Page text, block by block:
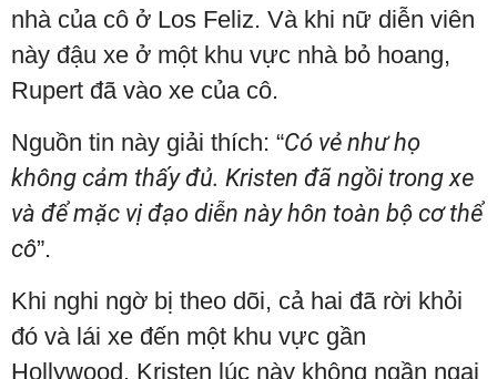
nhà của cô ở Los Feliz. Và khi nữ diễn viên
này đậu xe ở một khu vực nhà bỏ hoang,
Rupert đã vào xe của cô.
Nguồn tin này giải thích: “Có vẻ như họ
không cảm thấy đủ. Kristen đã ngồi trong xe
và để mặc vị đạo diễn này hôn toàn bộ cơ thể
cô”.
Khi nghi ngờ bị theo dõi, cả hai đã rời khỏi
đó và lái xe đến một khu vực gần
Hollywood. Kristen lúc này không ngần ngại